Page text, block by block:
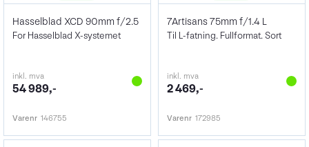
Hasselblad XCD 90mm f/2.5
For Hasselblad X-systemet
inkl. mva
54 989,-
Varenr 146755
7Artisans 75mm f/1.4 L
Til L-fatning. Fullformat. Sort
inkl. mva
2 469,-
Varenr 172985